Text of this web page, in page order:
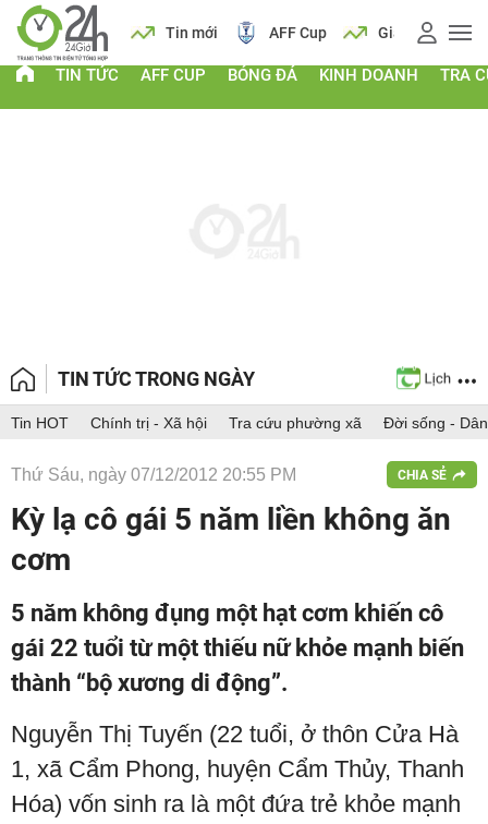
Lịch Tin mới AFF Cup Giá vàng
TIN TỨC AFF CUP BÓNG ĐÁ KINH DOANH TRA
TIN TỨC TRONG NGÀY
Tin HOT Chính trị - Xã hội Tra cứu phường xã Đời sống -
Thứ Sáu, ngày 07/12/2012 20:55 PM CHIA SẺ
Kỳ lạ cô gái 5 năm liền không ăn
cơm
5 năm không đụng một hạt cơm khiến cô
gái 22 tuổi từ một thiếu nữ khỏe mạnh biến
thành “bộ xương di động”.
Nguyễn Thị Tuyến (22 tuổi, ở thôn Cửa Hà
1, xã Cẩm Phong, huyện Cẩm Thủy, Thanh
Hóa) vốn sinh ra là một đứa trẻ khỏe mạnh